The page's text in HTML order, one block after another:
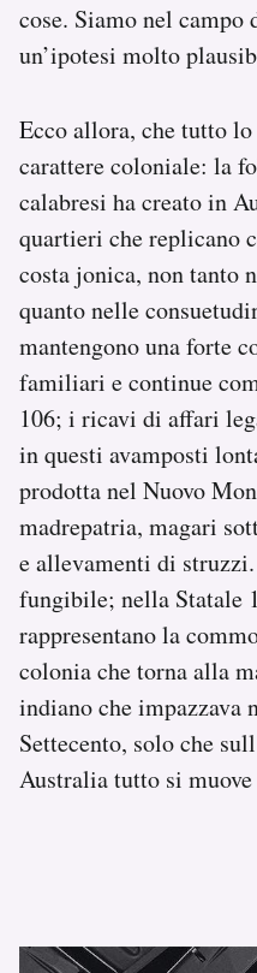
cose. Siamo nel campo
un’ipotesi molto
Ecco allora, che tutto lo
carattere coloniale: la
calabresi ha creato in
quartieri che replicano
costa jonica, non tanto
quanto nelle
mantengono una forte
familiari e continue
106; i ricavi di affari
in questi avamposti
prodotta nel Nuovo
madrepatria, magari
e allevamenti di
fungibile; nella Statale
rappresentano la
colonia che torna alla
indiano che impazzava
Settecento, solo che
Australia tutto si